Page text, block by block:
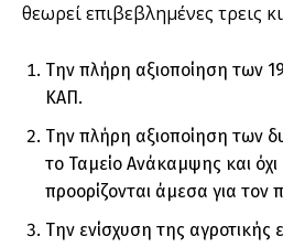
θεωρεί επιβεβλημένες τρεις
Την πλήρη αξιοποίηση των
ΚΑΠ.
Την πλήρη αξιοποίηση των
το Ταμείο Ανάκαμψης και
προορίζονται άμεσα για τον
Την ενίσχυση της αγροτικής